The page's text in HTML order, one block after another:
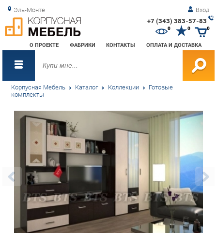
Эль-Монте Вход
+7 (343) 383-57-83
О ПРОЕКТЕ ФАБРИКИ КОНТАКТЫ ОПЛАТА И ДОСТАВКА
0 0
Корпусная Мебель Каталог Коллекции Готовые
комплекты